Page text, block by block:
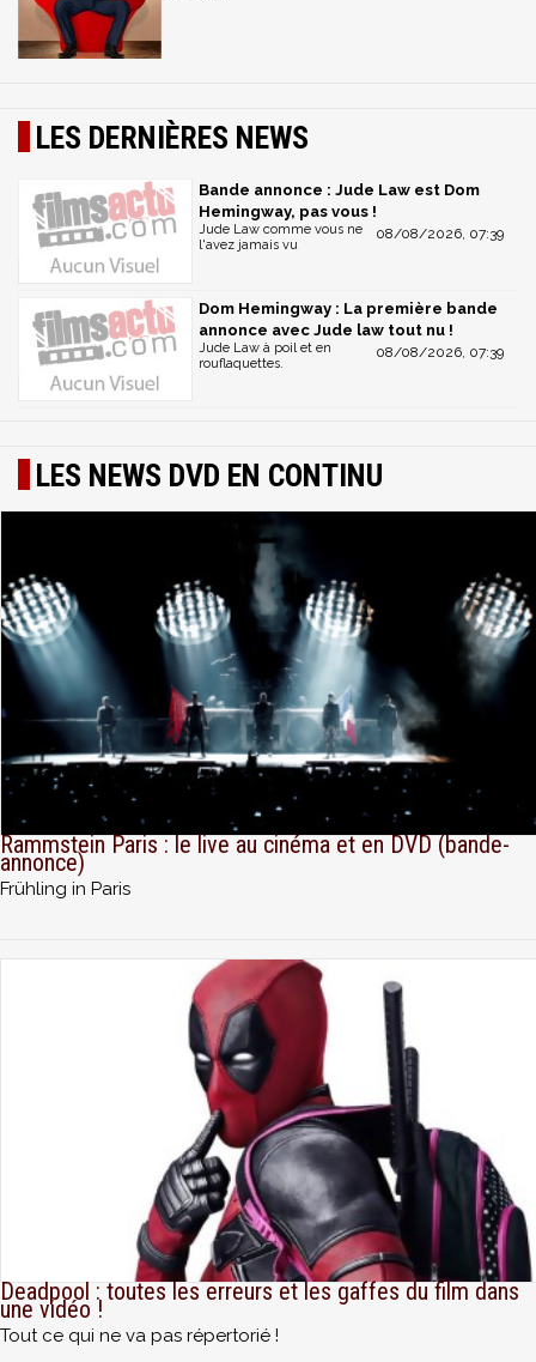
LES DERNIÈRES NEWS
Bande annonce : Jude Law est Dom
Hemingway, pas vous !
08/08/2026, 07:39
Jude Law comme vous ne
l'avez jamais vu
Dom Hemingway : La première bande
annonce avec Jude law tout nu !
08/08/2026, 07:39
Jude Law à poil et en
rouflaquettes.
LES NEWS DVD EN CONTINU
Rammstein Paris : le live au cinéma et en DVD (bande-
annonce)
Frühling in Paris
Deadpool : toutes les erreurs et les gaffes du film dans
une vidéo !
Tout ce qui ne va pas répertorié !